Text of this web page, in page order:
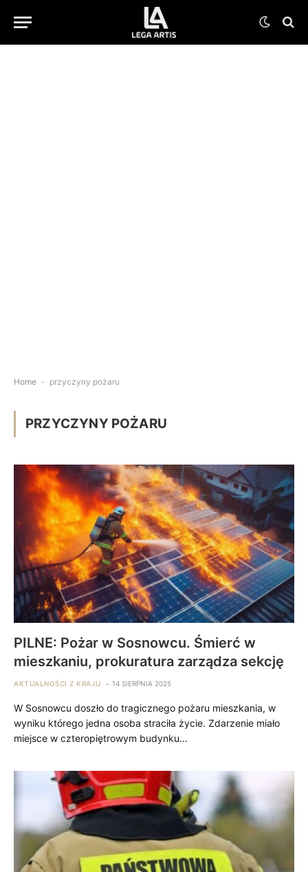
Home - przyczyny pożaru
PRZYCZYNY POŻARU
PILNE: Pożar w Sosnowcu. Śmierć w
mieszkaniu, prokuratura zarządza sekcję
AKTUALNOŚCI Z KRAJU 14 SIERPNIA 2025
W Sosnowcu doszło do tragicznego pożaru mieszkania, w
wyniku którego jedna osoba straciła życie. Zdarzenie miało
miejsce w czteropiętrowym budynku…